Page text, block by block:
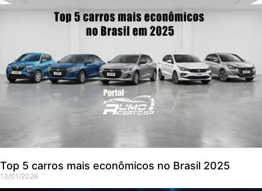
Top 5 carros mais econômicos no Brasil 2025
13/01/2026